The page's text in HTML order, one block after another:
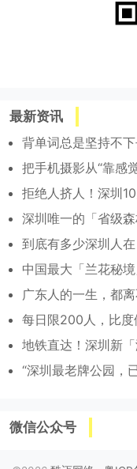
最新资讯
背单词总是坚持不
把手机摄影从“靠感
拒绝人挤人！深圳
深圳唯一的「省级
到底有多少深圳人
中国最大「兰花秘
广东人的一生，都
每日限200人，比度
地铁直达！深圳新
“深圳最老牌公园，
微信公众号